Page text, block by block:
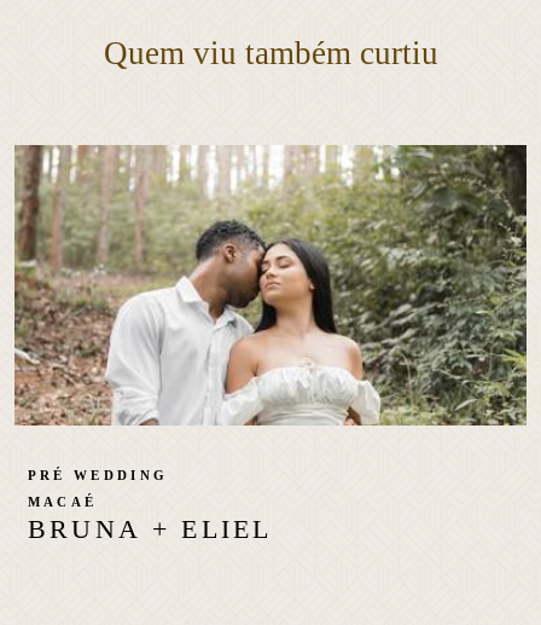
Quem viu também curtiu
BRUNA + ELIEL
PRÉ WEDDING
MACAÉ